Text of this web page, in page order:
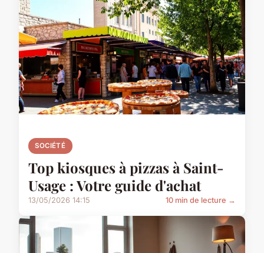
SOCIÉTÉ
Top kiosques à pizzas à Saint-
Usage : Votre guide d'achat
13/05/2026 14:15 10 min de lecture →